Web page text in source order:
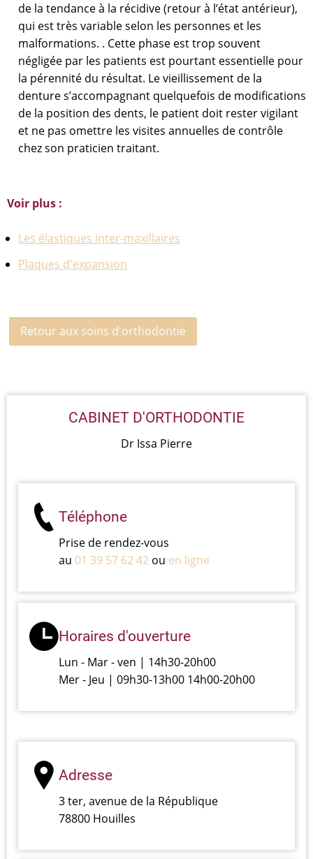
de la tendance à la récidive (retour à l’état antérieur),
qui est très variable selon les personnes et les
malformations. . Cette phase est trop souvent
négligée par les patients est pourtant essentielle pour
la pérennité du résultat. Le vieillissement de la
denture s’accompagnant quelquefois de modifications
de la position des dents, le patient doit rester vigilant
et ne pas omettre les visites annuelles de contrôle
chez son praticien traitant.
Voir plus :
Les élastiques inter-maxillaires
Plaques d'expansion
Retour aux soins d'orthodontie
CABINET D'ORTHODONTIE
Dr Issa Pierre
Téléphone
Prise de rendez-vous
au 01 39 57 62 42 ou en ligne
Horaires d'ouverture
Lun - Mar - ven | 14h30-20h00
Mer - Jeu | 09h30-13h00 14h00-20h00
Adresse
3 ter, avenue de la République
78800 Houilles